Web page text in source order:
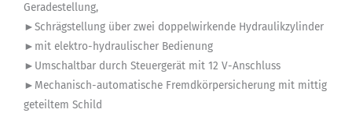
Geradestellung,
►Schrägstellung über zwei doppelwirkende Hydraulikzylinder
►mit elektro-hydraulischer Bedienung
►Umschaltbar durch Steuergerät mit 12 V-Anschluss
►Mechanisch-automatische Fremdkörpersicherung mit mittig
geteiltem Schild